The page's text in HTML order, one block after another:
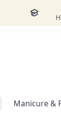
Manicure &